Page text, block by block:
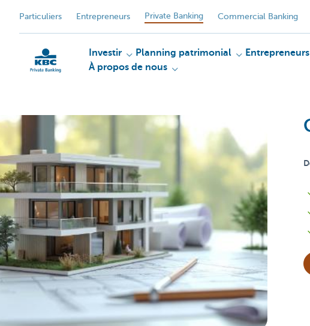
Particuliers Entrepreneurs Private Banking Commercial Banking
Particulieren
Investir Planning patrimonial Entrepreneurs
À propos de nous